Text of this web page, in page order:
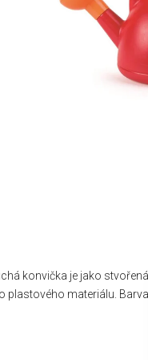
konvička je jako
plastového materiálu.